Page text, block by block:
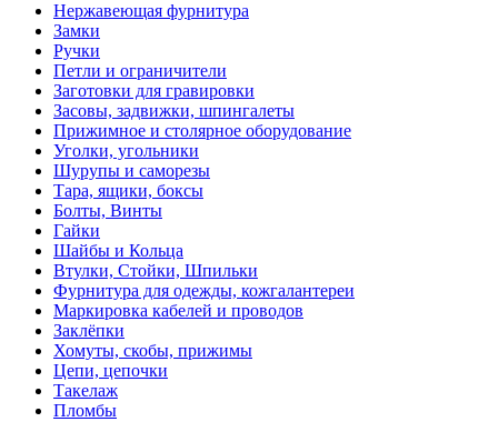
Нержавеющая фурнитура
Замки
Ручки
Петли и ограничители
Заготовки для гравировки
Засовы, задвижки, шпингалеты
Прижимное и столярное оборудование
Уголки, угольники
Шурупы и саморезы
Тара, ящики, боксы
Болты, Винты
Гайки
Шайбы и Кольца
Втулки, Стойки, Шпильки
Фурнитура для одежды, кожгалантереи
Маркировка кабелей и проводов
Заклёпки
Хомуты, скобы, прижимы
Цепи, цепочки
Такелаж
Пломбы